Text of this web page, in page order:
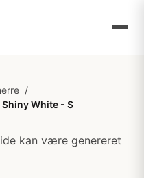
/
White - S
kan være genereret